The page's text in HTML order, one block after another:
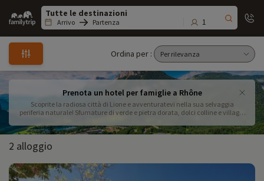
Family
trip
Arrivo Partenza 1
Ordina per :
Prenota un hotel per famiglie a Rhône
Scoprite la radiosa città di Lione e avventuratevi nella sua selvaggia
periferia naturale! Sfumature di verde e pietra dorata, dolci colline e villaggi
famiglia nel dipartimento del Rodano. Prenotate subito il vostro hotel per
approfittare al massimo delle attività con i vostri bambini.
2 alloggio